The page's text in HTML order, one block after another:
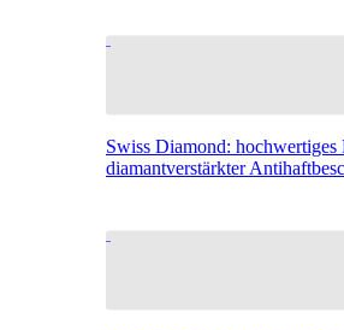
Swiss Diamond:
diamantverstärkter